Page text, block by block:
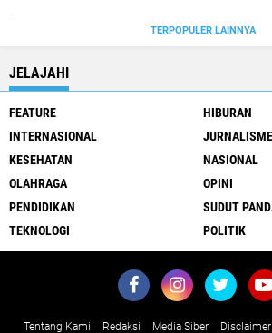
TERPOPULER LAINNYA
JELAJAHI
FEATURE
HIBURAN
INTERNASIONAL
KESEHATAN
NASIONAL
OLAHRAGA
OPINI
PENDIDIKAN
SUDUT
TEKNOLOGI
POLITIK
Tentang Kami Redaksi Media Siber Disclaimer